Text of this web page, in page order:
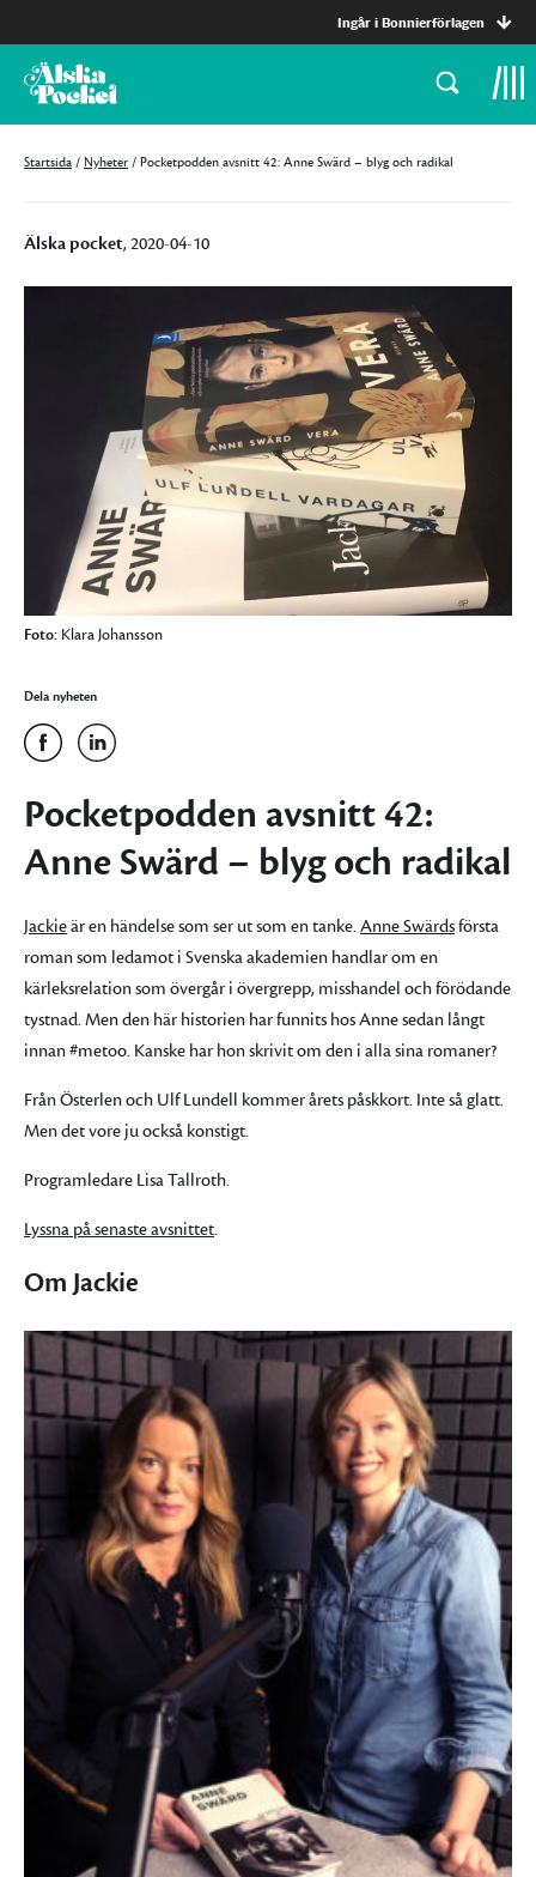
Ingår i Bonnierförlagen
Startsida / Nyheter / Pocketpodden avsnitt 42: Anne Swärd – blyg och radikal
Älska pocket, 2020-04-10
Foto: Klara Johansson
Dela nyheten
Pocketpodden avsnitt 42:
Anne Swärd – blyg och radikal
Jackieär en händelse som ser ut som en tanke.Anne Swärdsförsta
roman som ledamot i Svenska akademien handlar om en
kärleksrelation som övergår i övergrepp, misshandel och förödande
tystnad. Men den här historien har funnits hos Anne sedan långt
innan #metoo. Kanske har hon skrivit om den i alla sina romaner?
Från Österlen och Ulf Lundell kommer årets påskkort. Inte så glatt.
Men det vore ju också konstigt.
Programledare Lisa Tallroth.
Lyssna på senaste avsnittet.
Om Jackie